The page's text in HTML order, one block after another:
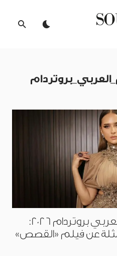
جوائز مهرجان الفيلم العربي بروتردام 2026:
عن فيلم «القصص»